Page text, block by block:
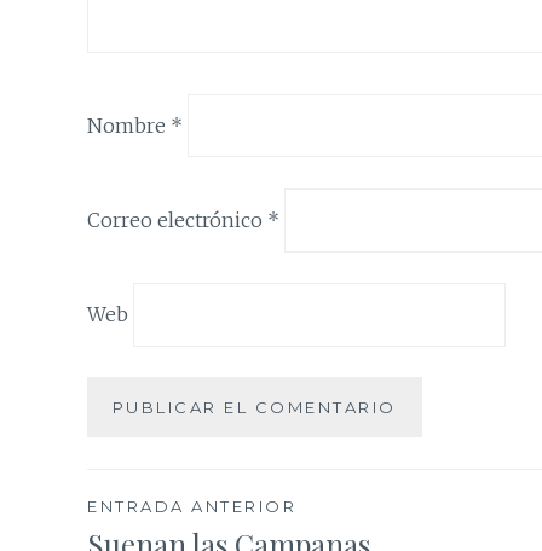
Nombre *
Correo electrónico *
Web
Navegación
ENTRADA ANTERIOR